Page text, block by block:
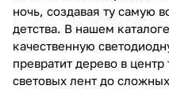
ночь, создавая ту самую
детства. В нашем
качественную
превратит дерево в
световых лент до